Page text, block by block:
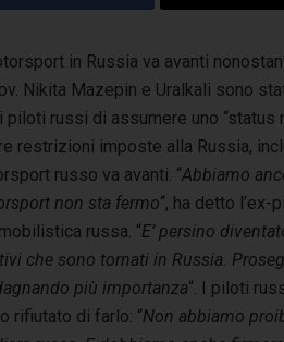
in Russia va avanti
Nikita Mazepin e Uralkali sono
piloti russi di assumere uno “status
restrizioni imposte alla Russia,
russo va avanti. “Abbiamo
non sta fermo“, ha detto
russa. “E’ persino
che sono tornati in Russia.
più importanza“. I piloti
rifiutato di farlo: “Non abbiamo